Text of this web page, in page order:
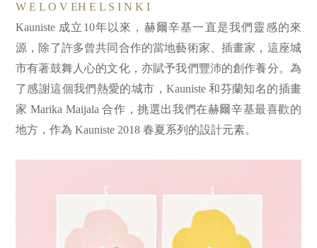
W E L O V EH E L S I N K I
Kauniste 成立10年以來，赫爾辛基一直是我們靈感的來
源，除了許多曾共同合作的當地藝術家、插畫家，這座城
市有著鼓舞人心的文化，亦賦予我們豐沛的創作養分。為
了感謝這個我們熱愛的城市，Kauniste 和芬蘭知名的插畫
家 Marika Maijala 合作，挑選出我們在赫爾辛基最喜歡的
地方，作為 Kauniste 2018 春夏系列的設計元素。